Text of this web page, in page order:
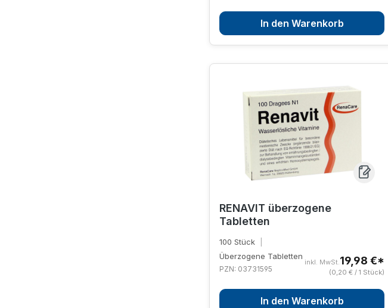
In den Warenkorb
RENAVIT überzogene
Tabletten
100 Stück
Überzogene Tabletten
PZN: 03731595
inkl. MwSt.19,98 €*
(0,20 € / 1 Stück)
In den Warenkorb